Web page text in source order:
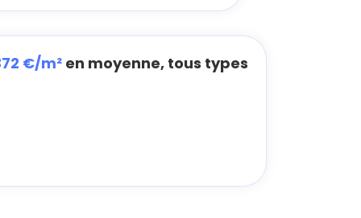
€/m² en moyenne, tous types